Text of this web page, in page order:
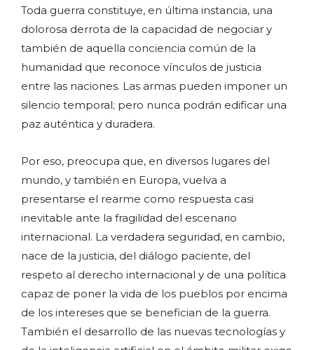
Toda guerra constituye, en última instancia, una
dolorosa derrota de la capacidad de negociar y
también de aquella conciencia común de la
humanidad que reconoce vínculos de justicia
entre las naciones. Las armas pueden imponer un
silencio temporal; pero nunca podrán edificar una
paz auténtica y duradera.
Por eso, preocupa que, en diversos lugares del
mundo, y también en Europa, vuelva a
presentarse el rearme como respuesta casi
inevitable ante la fragilidad del escenario
internacional. La verdadera seguridad, en cambio,
nace de la justicia, del diálogo paciente, del
respeto al derecho internacional y de una política
capaz de poner la vida de los pueblos por encima
de los intereses que se benefician de la guerra.
También el desarrollo de las nuevas tecnologías y